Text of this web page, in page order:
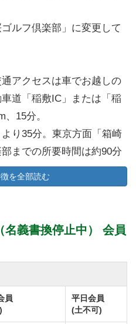
ルフ倶楽部」に変更して
アクセスは車でお越しの
道「稲敷IC」または「稲
15分。
り35分。東京方面「箱崎
までの所要時間は約90分
ら国際桜ゴルフ倶楽部ま
利です。
線「土浦駅」下車、国際
の場合は駅から車で60分
を全部読む
名義書換停止中） 会員
員
平日会員
(土不可)